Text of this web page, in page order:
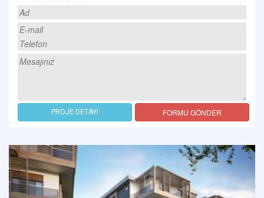
PROJE DETAYI FORMU GÖNDER